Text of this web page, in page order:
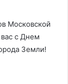
Московской
с Днем
Земли!